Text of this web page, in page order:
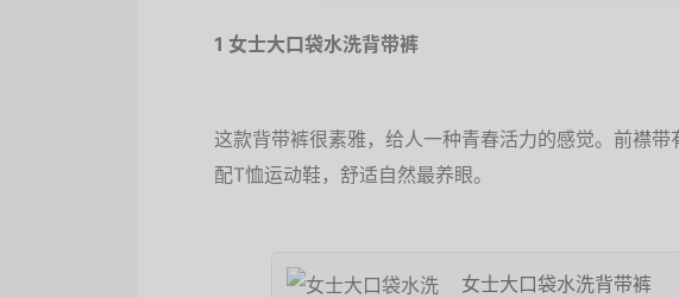
1 女士大口袋水洗背带裤
这款背带裤很素雅，给人一种青春活力的感觉。前襟
配T恤运动鞋，舒适自然最养眼。
女士大口袋水洗背带裤